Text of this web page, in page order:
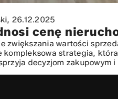
26.12.2025
cenę
zwiększania wartości
strategia,
decyzjom zakupowym